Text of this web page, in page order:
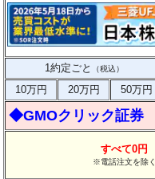
1約定ごと （税込）
10万円
20万円 50万円
◆GMOクリック証券
すべて0円
※電話注文を除く